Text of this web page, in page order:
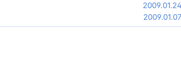
2009.01.24
2009.01.07